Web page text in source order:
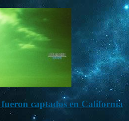
captados en California